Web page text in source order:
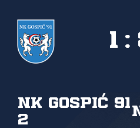
NK Gospić 91
2
1 :